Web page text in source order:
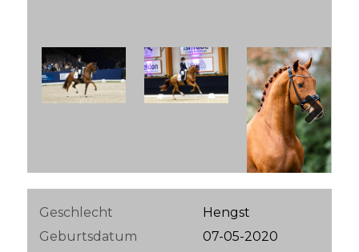
Next
Geschlecht
Hengst
Geburtsdatum
07-05-2020